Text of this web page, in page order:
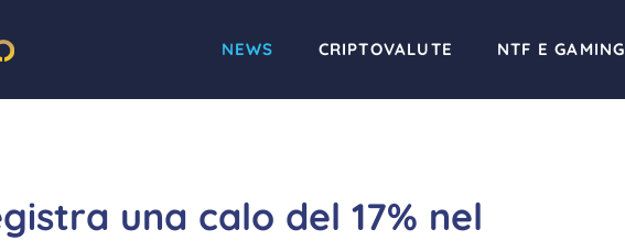
NEWS CRIPTOVALUTE NTF E GAMING
una calo del 17% nel